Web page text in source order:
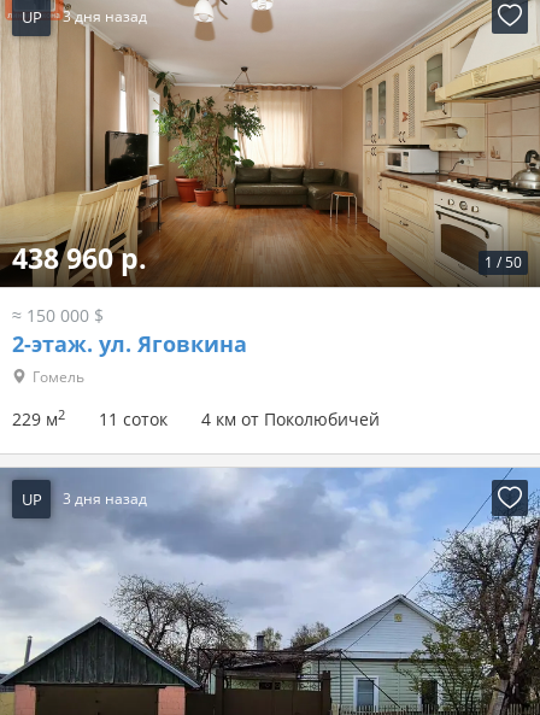
UP 3 дня назад
1 /50
438 960 р.
≈ 150 000 $
2-этаж. ул. Яговкина
Гомель
229 м2 11 соток 4 км от Поколюбичей
UP 3 дня назад